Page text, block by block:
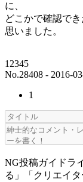
に、
どこかで確認で
思いました。
12345
No.28408 - 2016-
1
NG投稿ガイドラ
る」「クリエイ